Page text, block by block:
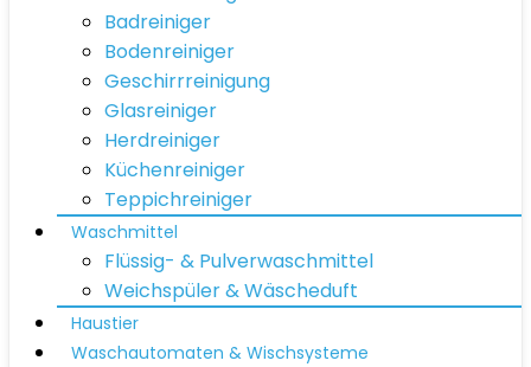
Badreiniger
Bodenreiniger
Geschirrreinigung
Glasreiniger
Herdreiniger
Küchenreiniger
Teppichreiniger
Waschmittel
Flüssig- & Pulverwaschmittel
Weichspüler & Wäscheduft
Haustier
Waschautomaten & Wischsysteme